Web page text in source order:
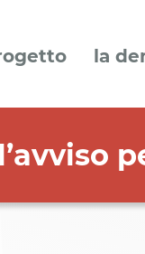
la